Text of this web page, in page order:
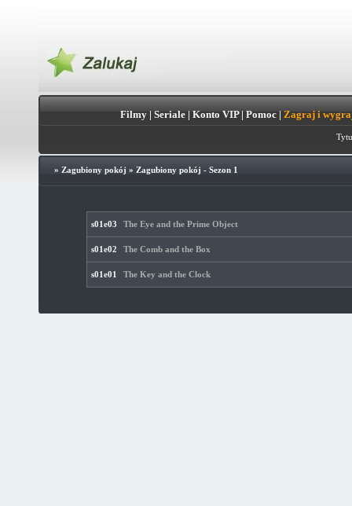
Filmy| Seriale| Konto VIP| Pomoc| Zagraj i
» Zagubiony pokój » Zagubiony pokój - Sezon 1
s01e03 The Eye and the Prime Object
s01e02 The Comb and the Box
s01e01 The Key and the Clock